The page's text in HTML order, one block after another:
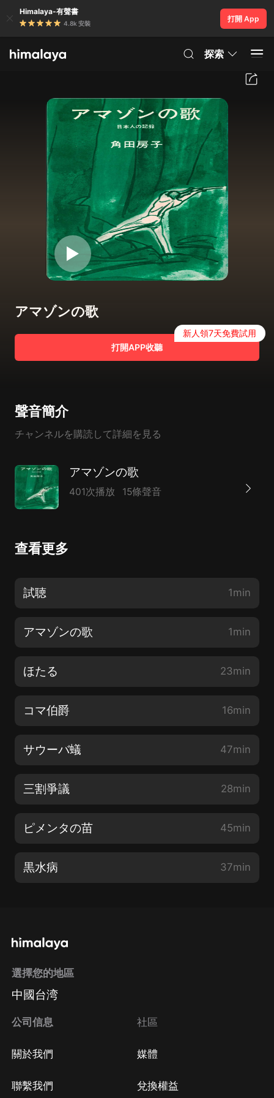
Himalaya-有聲書
4.8k 安裝
打開 App
探索
アマゾンの歌
打開APP收聽
新人領7天免費試用
聲音簡介
チャンネルを購読して詳細を見る
アマゾンの歌
401次播放 15條聲音
查看更多
試聴 1min
アマゾンの歌 1min
ほたる 23min
コマ伯爵 16min
サウーバ蟻 47min
三割爭議 28min
ピメンタの苗 45min
黒水病 37min
選擇您的地區
中國台湾
公司信息
關於我們
聯繫我們
社區
媒體
兌換權益